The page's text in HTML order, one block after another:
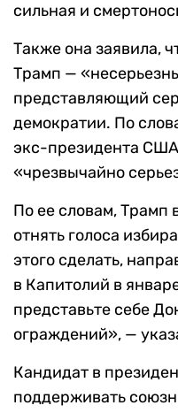
сильная и
Также она заявила,
Трамп —
представляющий
демократии. По
экс-президента
«чрезвычайно
По ее словам, Трамп
отнять голоса
этого сделать,
в Капитолий в
представьте себе
ограждений», —
Кандидат в
поддерживать